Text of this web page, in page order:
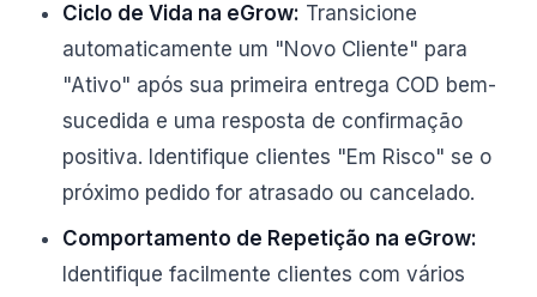
Ciclo de Vida na eGrow: Transicione
automaticamente um "Novo Cliente" para
"Ativo" após sua primeira entrega COD bem-
sucedida e uma resposta de confirmação
positiva. Identifique clientes "Em Risco" se o
próximo pedido for atrasado ou cancelado.
Comportamento de Repetição na eGrow:
Identifique facilmente clientes com vários